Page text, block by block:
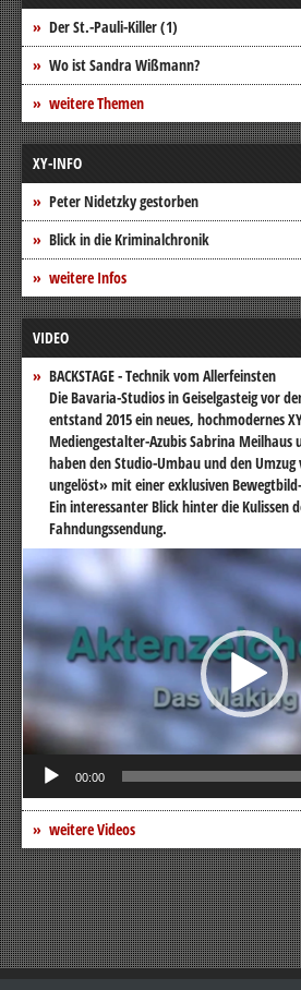
Der St.-Pauli-Killer (1)
Wo ist Sandra Wißmann?
weitere Themen
XY-INFO
Peter Nidetzky gestorben
Blick in die Kriminalchronik
weitere Infos
VIDEO
BACKSTAGE - Technik vom Allerfeinsten
Die Bavaria-Studios in Geiselgasteig vor
entstand 2015 ein neues, hochmodernes
Mediengestalter-Azubis Sabrina
haben den Studio-Umbau und den
ungelöst» mit einer exklusiven
Ein interessanter Blick hinter die Kulissen
Fahndungssendung.
Video-
Player
00:00
weitere Videos